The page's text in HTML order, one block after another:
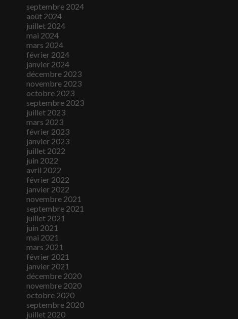
septembre 2024
août 2024
juillet 2024
mai 2024
mars 2024
février 2024
janvier 2024
décembre 2023
novembre 2023
octobre 2023
septembre 2023
juillet 2023
mars 2023
février 2023
janvier 2023
juillet 2022
juin 2022
avril 2022
février 2022
janvier 2022
novembre 2021
septembre 2021
juillet 2021
juin 2021
mai 2021
mars 2021
février 2021
janvier 2021
décembre 2020
novembre 2020
octobre 2020
septembre 2020
juillet 2020